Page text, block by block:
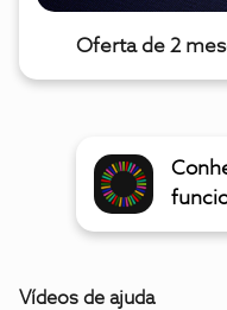
Oferta de 2
Vídeos de ajuda